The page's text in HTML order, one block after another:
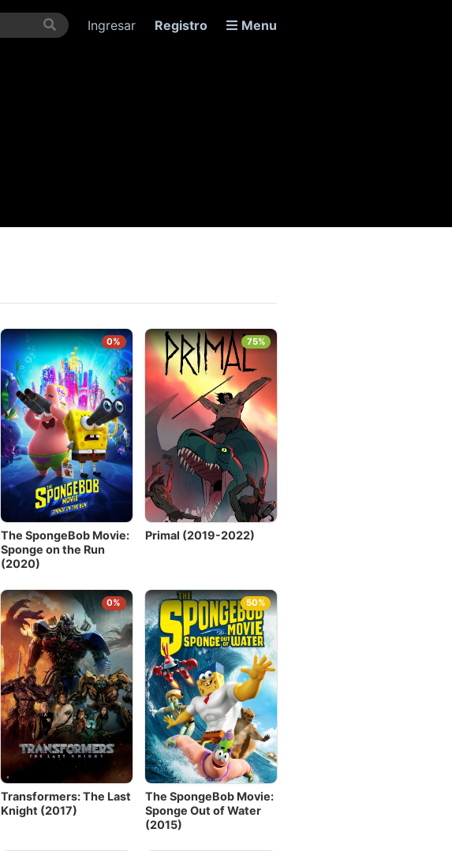
Ingresar Registro Menu
The SpongeBob Movie:
Sponge on the Run
(2020)
0%
Primal (2019-2022)
75%
Transformers: The Last
Knight (2017)
0%
The SpongeBob Movie:
Sponge Out of Water
(2015)
50%